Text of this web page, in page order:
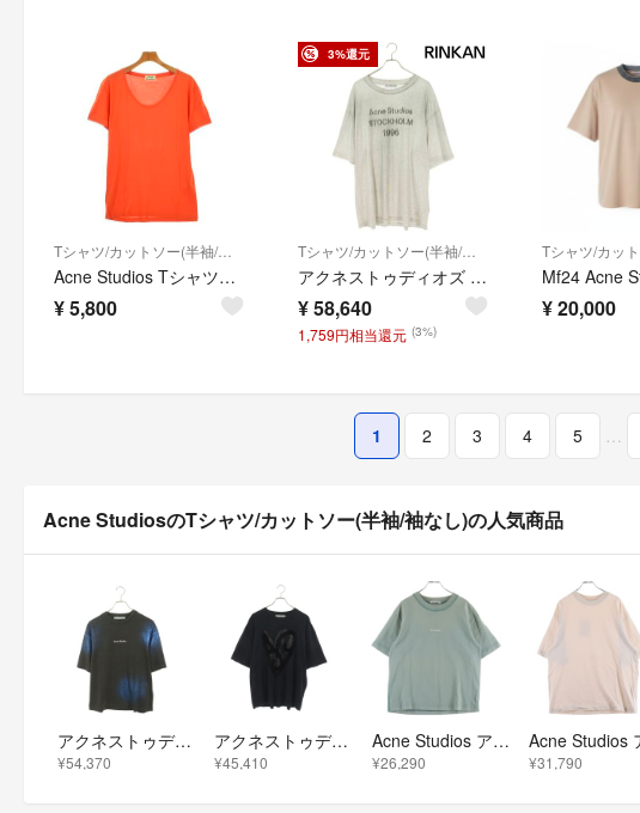
Tシャツ/カットソー(半袖/袖なし)
Acne Studios Tシャツ・カットソー XS オレンジ 【古着】【中古】【送料無料】
¥5,800
3%還元
Tシャツ/カットソー(半袖/袖なし)
アクネストゥディオズ FN-UX-TSHI000017 ロゴプリントリラックスフィットヴィンテージ加工Tシャツ メンズ XL
¥58,640
1,759円相当還元 (3%)
¥20,000
1 2 3 4 5 …
Acne StudiosのTシャツ/カットソー(半袖/袖なし)の人気商品
アクネストゥディオズ FN-UX-TSHI000131 グリッタースタンプロゴTシャツ メンズ XXS
¥54,370
アクネストゥディオズ FN-UX-TSHI000140 ハートプリントTシャツ メンズ M
¥45,410
Acne Studios アクネ ストゥディオズ T-Shirt ロゴプリント 半袖Tシャツ グリーン FN-WN-TSHI000298
¥26,290 ¥31,790